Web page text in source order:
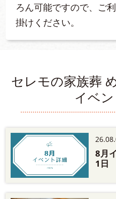
ろん可能ですので、ご
掛けください。
セレモの家族葬
イベ
8月
1日